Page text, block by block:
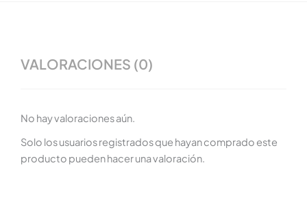
VALORACIONES (0)
No hay valoraciones aún.
Solo los usuarios registrados que hayan comprado este
producto pueden hacer una valoración.